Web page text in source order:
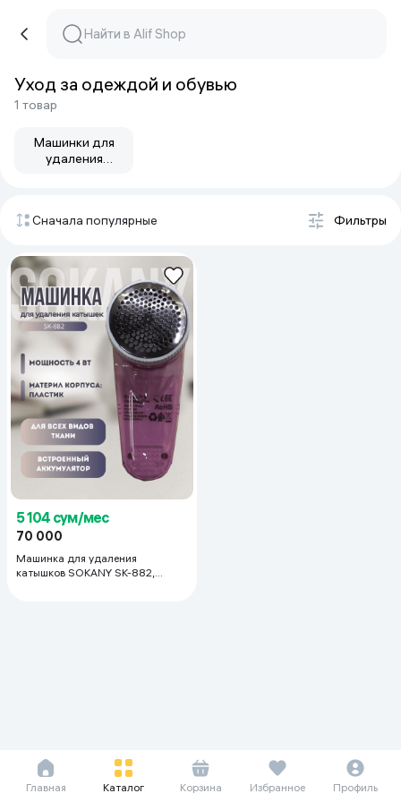
Уход за одеждой и обувью
1 товар
Машинки для
удаления
Сначала популярные Фильтры
5 104 сум/мес
70 000
Машинка для удаления
катышков SOKANY SK-882,
Главная Каталог Корзина Избранное Профиль